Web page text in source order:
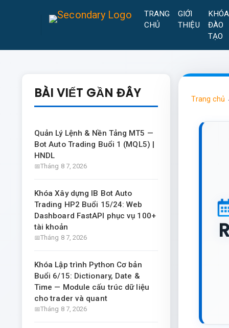
TRANG
CHỦ
GIỚI
THIỆU
KHÓA
ĐÀO
TẠO
BÀI VIẾT GẦN ĐÂY
Quản Lý Lệnh & Nền Tảng MT5 —
Bot Auto Trading Buổi 1 (MQL5) |
HNDL
Tháng 8 7, 2026
Khóa Xây dựng IB Bot Auto
Trading HP2 Buổi 15/24: Web
Dashboard FastAPI phục vụ 100+
tài khoản
Tháng 8 7, 2026
Khóa Lập trình Python Cơ bản
Buổi 6/15: Dictionary, Date &
Time — Module cấu trúc dữ liệu
cho trader và quant
Tháng 8 7, 2026
Trang chủ